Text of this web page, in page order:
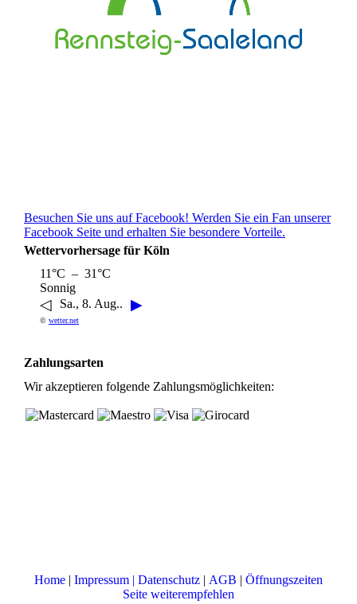
Besuchen Sie uns auf Facebook! Werden Sie ein Fan unserer
Facebook Seite und erhalten Sie besondere Vorteile.
Wettervorhersage für Köln
11°C – 31°C
Sonnig
◁ Sa., 8. Aug.. ▶
© wetter.net
Zahlungsarten
Wir akzeptieren folgende Zahlungsmöglichkeiten:
Home | Impressum | Datenschutz | AGB | Öffnungszeiten
Seite weiterempfehlen